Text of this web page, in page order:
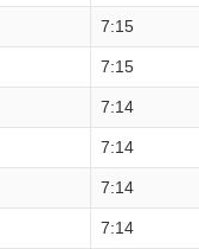
7:15
7:15
7:14
7:14
7:14
7:14